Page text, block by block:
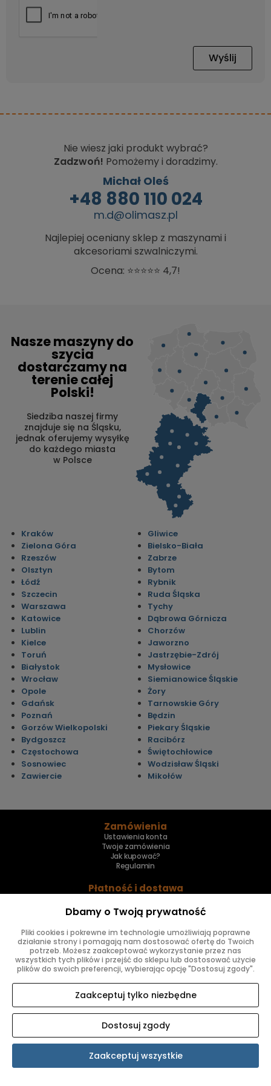
Wyślij
Nie wiesz jaki produkt wybrać?
Zadzwoń! Pomożemy i doradzimy.
Michał Oleś
+48 880 110 024
m.d@olimasz.pl
Najlepiej oceniany sklep z maszynami i
akcesoriami szwalniczymi.
Ocena: ⭐⭐⭐⭐⭐ 4,7!
Nasze maszyny do
szycia
dostarczamy na
terenie całej
Polski!
Siedziba naszej firmy
znajduje się na Śląsku,
jednak oferujemy wysyłkę
do każdego miasta
w Polsce
Kraków
Zielona Góra
Rzeszów
Olsztyn
Łódź
Szczecin
Warszawa
Katowice
Lublin
Kielce
Toruń
Białystok
Wrocław
Opole
Gdańsk
Poznań
Gorzów Wielkopolski
Bydgoszcz
Częstochowa
Sosnowiec
Zawiercie
Gliwice
Bielsko-Biała
Zabrze
Bytom
Rybnik
Ruda Śląska
Tychy
Dąbrowa Górnicza
Chorzów
Jaworzno
Jastrzębie-Zdrój
Mysłowice
Siemianowice Śląskie
Żory
Tarnowskie Góry
Będzin
Piekary Śląskie
Racibórz
Świętochłowice
Wodzisław Śląski
Mikołów
Zamówienia
Ustawienia konta
Twoje zamówienia
Jak kupować?
Regulamin
Płatność i dostawa
Czas realizacji zamówienia
Zakupy ratalne
Informacje
O firmie
Dystrybutor maszyn szwalniczych
Kontakt i dane firmy
Umów prezentację
Inne
Skup maszyn
Naprawa maszyn
Znajdziesz nas
Dbamy o Twoją prywatność
Pliki cookies i pokrewne im technologie umożliwiają poprawne
działanie strony i pomagają nam dostosować ofertę do Twoich
potrzeb. Możesz zaakceptować wykorzystanie przez nas
wszystkich tych plików i przejść do sklepu lub dostosować użycie
plików do swoich preferencji, wybierając opcję "Dostosuj zgody".
Zaakceptuj tylko niezbędne
Dostosuj zgody
Zaakceptuj wszystkie